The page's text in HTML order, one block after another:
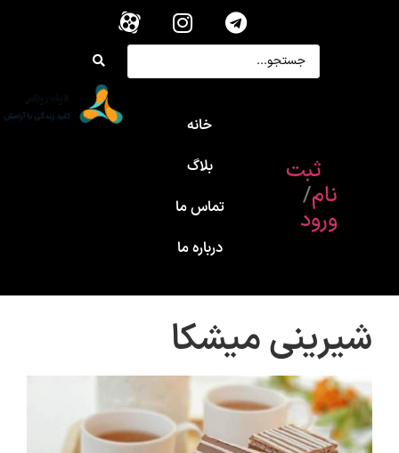
ثبت
نام/
ورود
خانه
بلاگ
تماس ما
درباره ما
شیرینی میشکا